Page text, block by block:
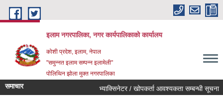
Skip to main content
इलाम नगरपालिका, नगर कार्यपालिकाको कार्यालय
कोशी प्रदेश, इलाम, नेपाल
"समुन्नत इलाम सम्पन्न इलामेली"
पोलिथिन झोला मुक्त नगरपालिका
समाचार भ्याक्सिनेटर / खोपकर्ता आवश्यकता सम्बन्धी सूचना ।